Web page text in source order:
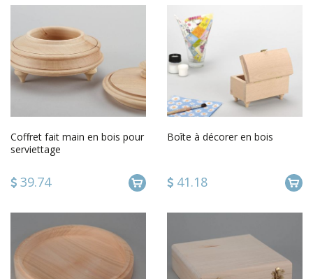
Coffret fait main en bois pour
serviettage
39.74
Boîte à décorer en bois
41.18